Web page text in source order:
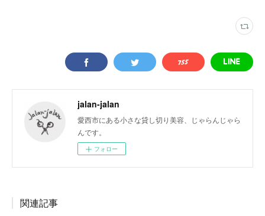
jalan-jalan
愛西市にある小さな貸し切り美容、じゃらんじゃら
んです。
フォロー
関連記事